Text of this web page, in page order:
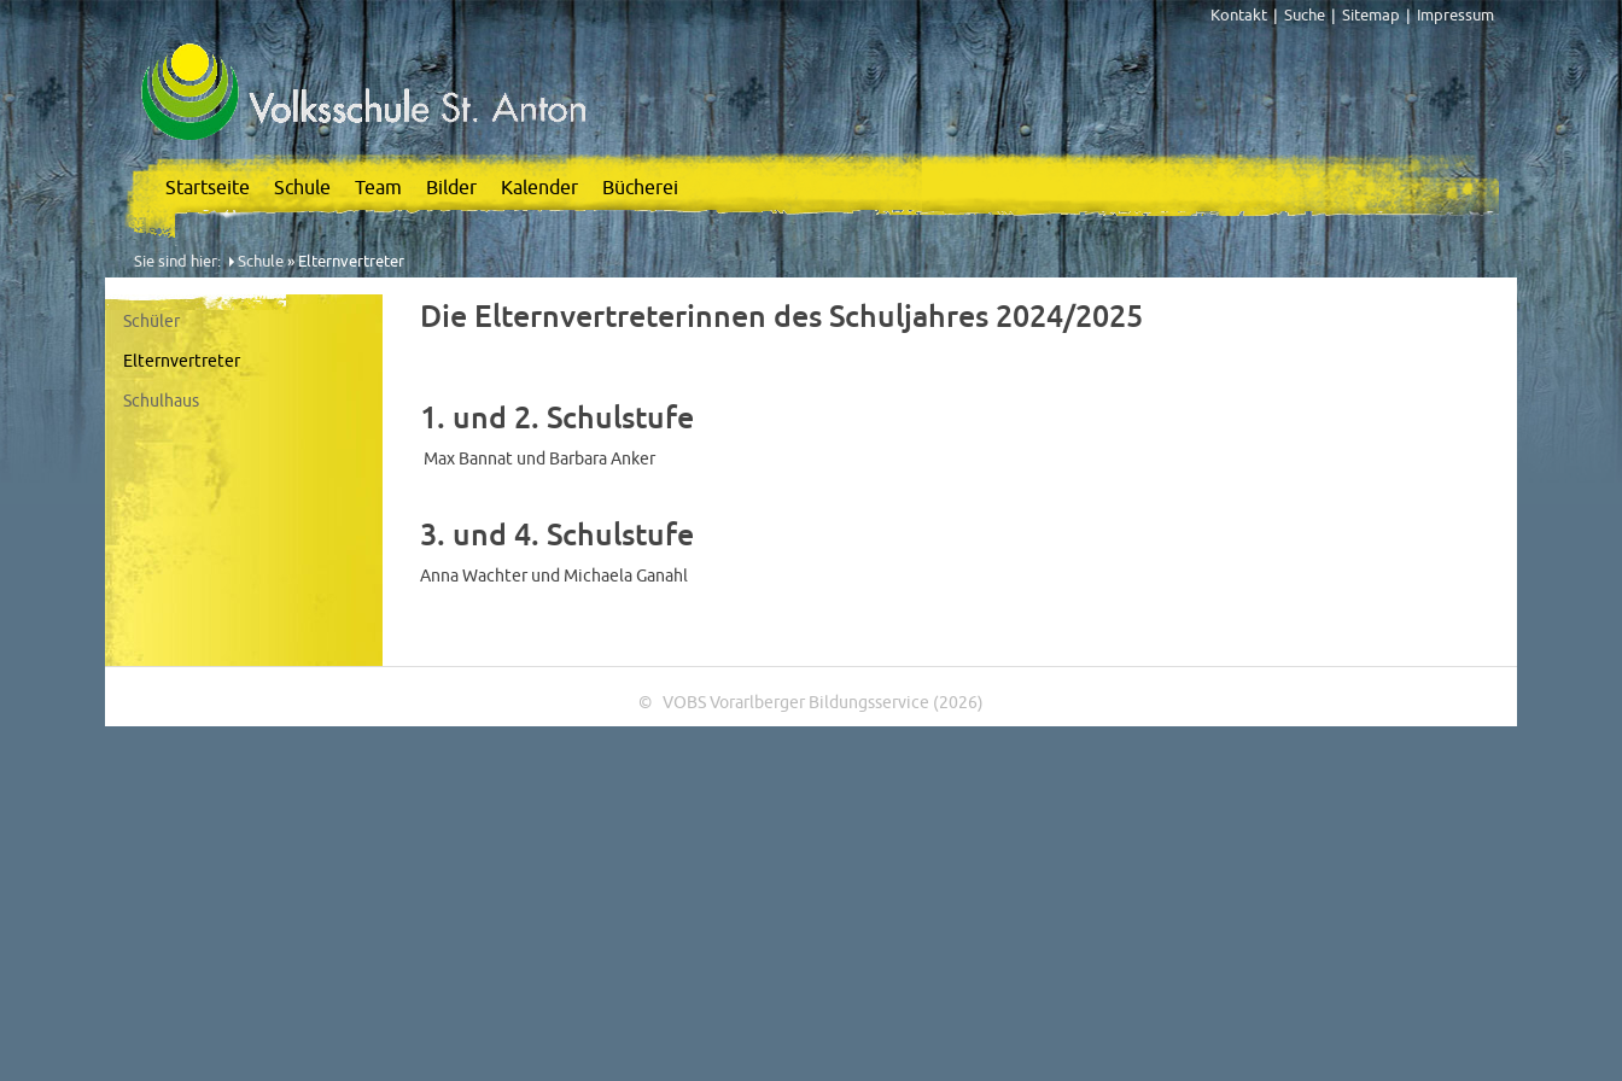
Kontakt Suche Sitemap Impressum
Startseite Schule Team Bilder Kalender Bücherei
Sie sind hier: Schule» Elternvertreter
Schüler
Elternvertreter
Schulhaus
Die Elternvertreterinnen des Schuljahres 2024/2025
1. und 2. Schulstufe
Max Bannat und Barbara Anker
3. und 4. Schulstufe
Anna Wachter und Michaela Ganahl
© VOBS Vorarlberger Bildungsservice (2026)